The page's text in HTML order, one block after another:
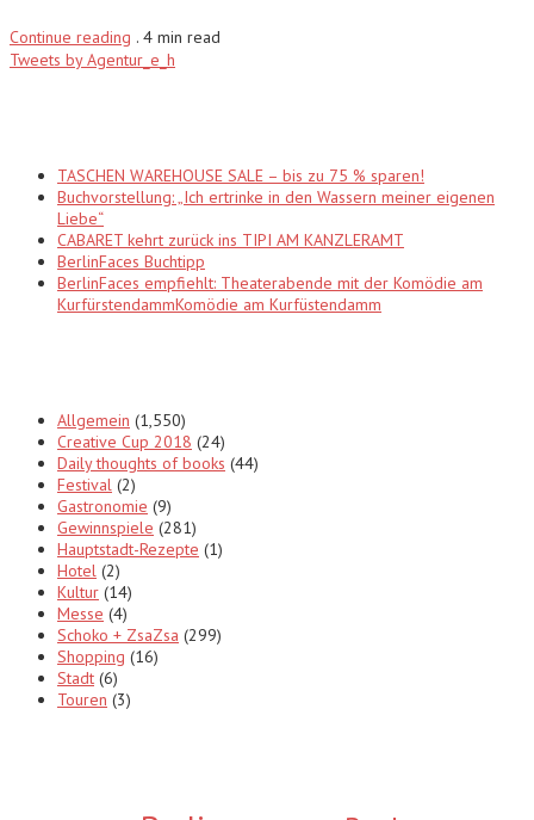
Continue reading . 4 min read
Tweets by Agentur_e_h
TASCHEN WAREHOUSE SALE – bis zu 75 % sparen!
Buchvorstellung: „Ich ertrinke in den Wassern meiner eigenen
Liebe“
CABARET kehrt zurück ins TIPI AM KANZLERAMT
BerlinFaces Buchtipp
BerlinFaces empfiehlt: Theaterabende mit der Komödie am
KurfürstendammKomödie am Kurfüstendamm
Allgemein (1,550)
Creative Cup 2018 (24)
Daily thoughts of books (44)
Festival (2)
Gastronomie (9)
Gewinnspiele (281)
Hauptstadt-Rezepte (1)
Hotel (2)
Kultur (14)
Messe (4)
Schoko + ZsaZsa (299)
Shopping (16)
Stadt (6)
Touren (3)